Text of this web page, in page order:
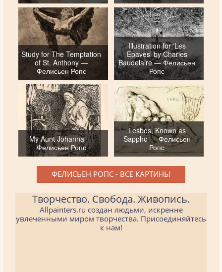
Study for The Temptation
of St. Anthony —
Фелисьен Ропс
Illustration for ‘Les
Epaves’ by Charles
Baudelaire — Фелисьен
Ропс
My Aunt Johanna —
Фелисьен Ропс
Lesbos, Known as
Sappho — Фелисьен
Ропс
ФЕЛИСЬЕН РОПС - ВСЕ КАРТИНЫ
Творчество. Свобода. Живопись.
Allpainters.ru создан людьми, искренне
увлеченными миром творчества. Присоединяйтесь
к нам!